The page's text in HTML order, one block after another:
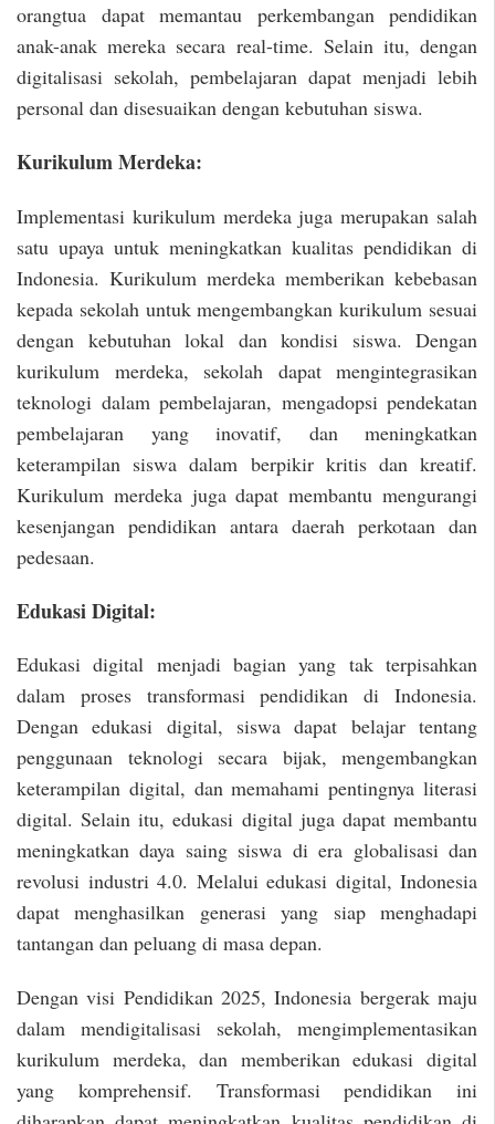
orangtua dapat memantau perkembangan pendidikan
anak-anak mereka secara real-time. Selain itu, dengan
digitalisasi sekolah, pembelajaran dapat menjadi lebih
personal dan disesuaikan dengan kebutuhan siswa.
Kurikulum Merdeka:
Implementasi kurikulum merdeka juga merupakan salah
satu upaya untuk meningkatkan kualitas pendidikan di
Indonesia. Kurikulum merdeka memberikan kebebasan
kepada sekolah untuk mengembangkan kurikulum sesuai
dengan kebutuhan lokal dan kondisi siswa. Dengan
kurikulum merdeka, sekolah dapat mengintegrasikan
teknologi dalam pembelajaran, mengadopsi pendekatan
pembelajaran yang inovatif, dan meningkatkan
keterampilan siswa dalam berpikir kritis dan kreatif.
Kurikulum merdeka juga dapat membantu mengurangi
kesenjangan pendidikan antara daerah perkotaan dan
pedesaan.
Edukasi Digital:
Edukasi digital menjadi bagian yang tak terpisahkan
dalam proses transformasi pendidikan di Indonesia.
Dengan edukasi digital, siswa dapat belajar tentang
penggunaan teknologi secara bijak, mengembangkan
keterampilan digital, dan memahami pentingnya literasi
digital. Selain itu, edukasi digital juga dapat membantu
meningkatkan daya saing siswa di era globalisasi dan
revolusi industri 4.0. Melalui edukasi digital, Indonesia
dapat menghasilkan generasi yang siap menghadapi
tantangan dan peluang di masa depan.
Dengan visi Pendidikan 2025, Indonesia bergerak maju
dalam mendigitalisasi sekolah, mengimplementasikan
kurikulum merdeka, dan memberikan edukasi digital
yang komprehensif. Transformasi pendidikan ini